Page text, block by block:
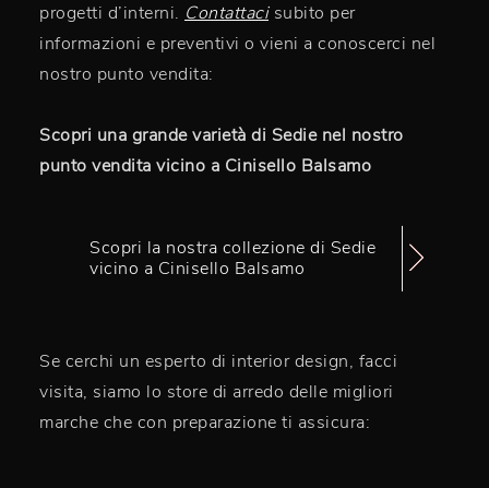
progetti d’interni. Contattacisubito per
informazioni e preventivi o vieni a conoscerci nel
nostro punto vendita:
Scopri una grande varietà di Sedie nel nostro
punto vendita vicino a Cinisello Balsamo
Scopri la nostra collezione di Sedie
vicino a Cinisello Balsamo
Se cerchi un esperto di interior design, facci
visita, siamo lo store di arredo delle migliori
marche che con preparazione ti assicura: